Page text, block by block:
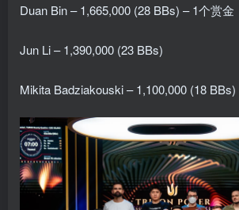
Duan Bin – 1,665,000 (28 BBs) – 1个赏金
Jun Li – 1,390,000 (23 BBs)
Mikita Badziakouski – 1,100,000 (18 BBs)